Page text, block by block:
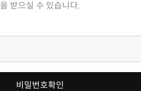
을 받으실 수 있습니다.
비밀번호확인